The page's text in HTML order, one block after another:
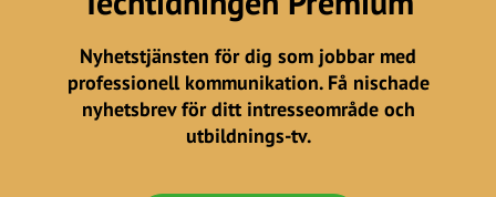
Nyhetstjänsten för dig som jobbar med
professionell kommunikation. Få nischade
nyhetsbrev för ditt intresseområde och
utbildnings-tv.